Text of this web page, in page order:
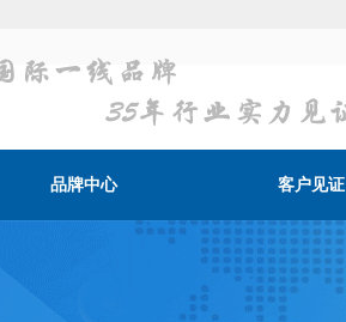
品牌中心 客户见证